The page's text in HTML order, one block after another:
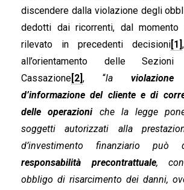
discendere dalla violazione degli
dedotti dai ricorrenti, dal momento
rilevato in precedenti decisioni[1]
all’orientamento delle
Cassazione[2], “la
d’informazione del cliente e di
delle operazioniche la legge
soggetti autorizzati alla
d’investimento finanziario
responsabilità precontrattuale, con
obbligo di risarcimento dei danni,